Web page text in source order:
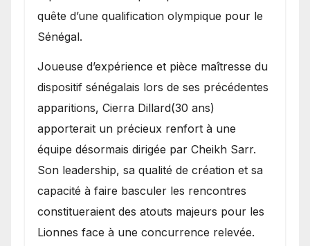
quête d’une qualification olympique pour le
Sénégal.
Joueuse d’expérience et pièce maîtresse du
dispositif sénégalais lors de ses précédentes
apparitions, Cierra Dillard(30 ans)
apporterait un précieux renfort à une
équipe désormais dirigée par Cheikh Sarr.
Son leadership, sa qualité de création et sa
capacité à faire basculer les rencontres
constitueraient des atouts majeurs pour les
Lionnes face à une concurrence relevée.